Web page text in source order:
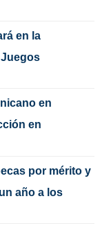
en la
en
en
por mérito y
año a los